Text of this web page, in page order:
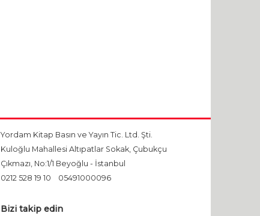
Yordam Kitap Basın ve Yayın Tic. Ltd. Şti.
Kuloğlu Mahallesi Altıpatlar Sokak, Çubukçu
Çıkmazı, No:1/1 Beyoğlu - İstanbul
0212 528 19 10
05491000096
Bizi takip edin